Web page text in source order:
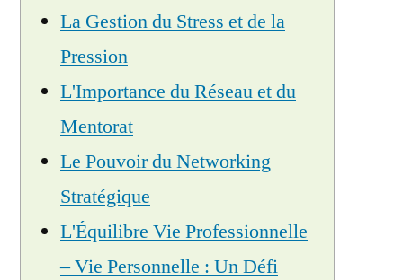
La Gestion du Stress et de la
Pression
L'Importance du Réseau et du
Mentorat
Le Pouvoir du Networking
Stratégique
L'Équilibre Vie Professionnelle
– Vie Personnelle : Un Défi